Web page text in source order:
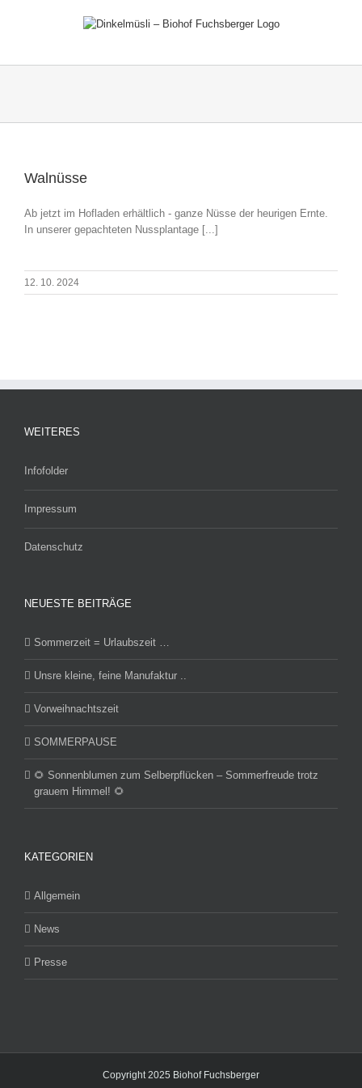
Walnüsse
Ab jetzt im Hofladen erhältlich - ganze Nüsse der heurigen Ernte.
In unserer gepachteten Nussplantage [...]
12. 10. 2024
WEITERES
Infofolder
Impressum
Datenschutz
NEUESTE BEITRÄGE
Sommerzeit = Urlaubszeit …
Unsre kleine, feine Manufaktur ..
Vorweihnachtszeit
SOMMERPAUSE
🌻 Sonnenblumen zum Selberpflücken – Sommerfreude trotz
grauem Himmel! 🌻
KATEGORIEN
Allgemein
News
Presse
Copyright 2025 Biohof Fuchsberger